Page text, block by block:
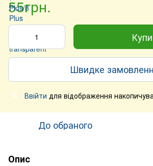
55грн.
Швидке
% Ввійти для відображення
До обраного
Опис